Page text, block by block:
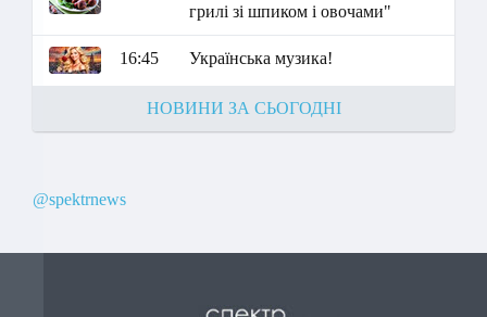
грилі зі шпиком і овочами"
16:45 Українська музика!
НОВИНИ ЗА СЬОГОДНІ
@spektrnews